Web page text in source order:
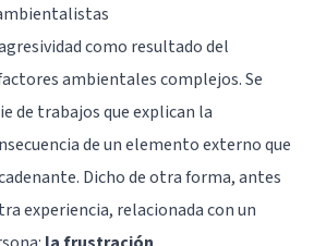
como resultado del
ambientales complejos. Se
de trabajos que explican la
de un elemento externo que
Dicho de otra forma, antes
experiencia, relacionada con un